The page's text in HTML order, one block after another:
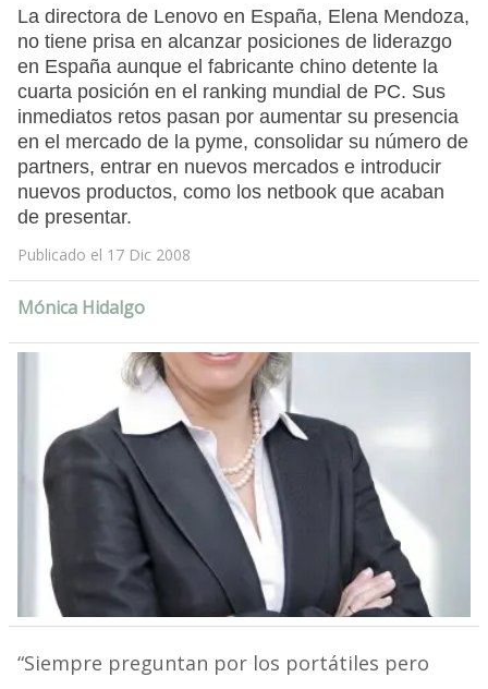
La directora de Lenovo en España, Elena Mendoza,
no tiene prisa en alcanzar posiciones de liderazgo
en España aunque el fabricante chino detente la
cuarta posición en el ranking mundial de PC. Sus
inmediatos retos pasan por aumentar su presencia
en el mercado de la pyme, consolidar su número de
partners, entrar en nuevos mercados e introducir
nuevos productos, como los netbook que acaban
de presentar.
Publicado el 17 Dic 2008
Mónica Hidalgo
“Siempre preguntan por los portátiles pero